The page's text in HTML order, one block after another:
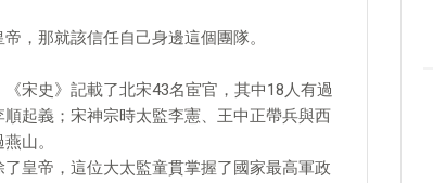
，那就該信任自己身邊這個團隊。
宋史》記載了北宋43名宦官，其中18人有過
起義；宋神宗時太監李憲、王中正帶兵與西
山。
皇帝，這位大太監童貫掌握了國家最高軍政